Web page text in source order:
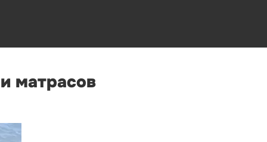
матрасов